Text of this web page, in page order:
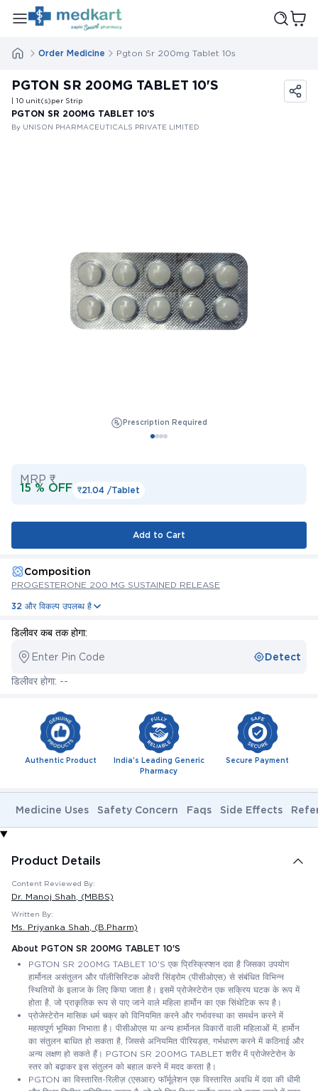
Order Medicine Pgton Sr 200mg Tablet 10s
PGTON SR 200MG TABLET 10'S
| 10 unit(s)per Strip
PGTON SR 200MG TABLET 10'S
By UNISON PHARMACEUTICALS PRIVATE LIMITED
Prescription Required
MRP ₹
15 % OFF ₹21.04 /Tablet
Add to Cart
Composition
PROGESTERONE 200 MG SUSTAINED RELEASE
32 और विकल्प उपलब्ध है
डिलीवर कब तक होगा:
Enter Pin Code Detect
डिलीवर होगा: --
Authentic Product
India's Leading Generic
Pharmacy
Secure Payment
Medicine Uses Safety Concern Faqs Side Effects
Product Details
Content Reviewed By:
Dr. Manoj Shah , (MBBS)
Written By:
Ms. Priyanka Shah , (B.Pharm)
About PGTON SR 200MG TABLET 10'S
PGTON SR 200MG TABLET 10'S एक प्रिस्क्रिप्शन दवा है जिसका उपयोग
हार्मोनल असंतुलन और पॉलीसिस्टिक ओवरी सिंड्रोम (पीसीओएस) से संबंधित विभिन्न
स्थितियों के इलाज के लिए किया जाता है। इसमें प्रोजेस्टेरोन एक सक्रिय घटक के रूप में
होता है, जो प्राकृतिक रूप से पाए जाने वाले महिला हार्मोन का एक सिंथेटिक रूप है।
प्रोजेस्टेरोन मासिक धर्म चक्र को विनियमित करने और गर्भावस्था का समर्थन करने में
महत्वपूर्ण भूमिका निभाता है। पीसीओएस या अन्य हार्मोनल विकारों वाली महिलाओं में, हार्मोन
का संतुलन बाधित हो सकता है, जिससे अनियमित पीरियड्स, गर्भधारण करने में कठिनाई और
अन्य लक्षण हो सकते हैं। PGTON SR 200MG TABLET शरीर में प्रोजेस्टेरोन के
स्तर को बढ़ाकर इस संतुलन को बहाल करने में मदद करता है।
PGTON का विस्तारित-रिलीज़ (एसआर) फॉर्मूलेशन एक विस्तारित अवधि में दवा की धीमी